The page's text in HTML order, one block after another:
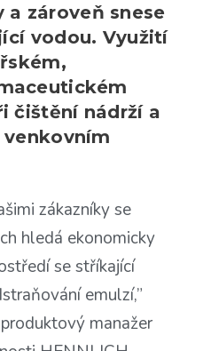
zároveň snese
vodou. Využití
čištění nádrží a
zákazníky se
hledá ekonomicky
se stříkající
emulzí,”
manažer